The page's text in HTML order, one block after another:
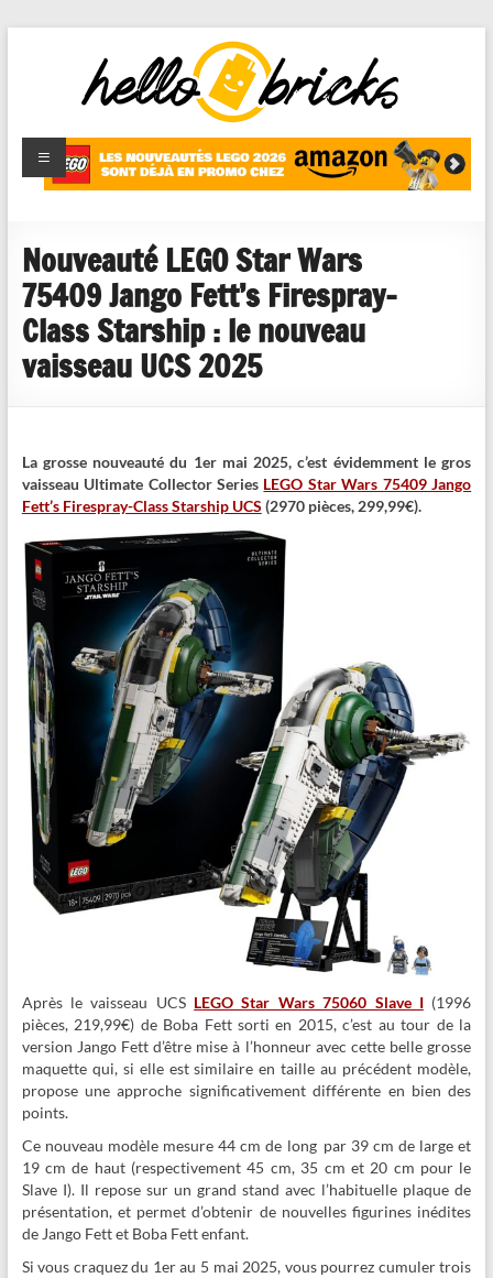
HelloBricks
Blog LEGO,
nouveaut�s
reviews
Nouveauté LEGO Star Wars
75409 Jango Fett’s Firespray-
Class Starship : le nouveau
vaisseau UCS 2025
La grosse nouveauté du 1er mai 2025, c’est évidemment le gros
vaisseau Ultimate Collector Series LEGO Star Wars 75409 Jango
Fett’s Firespray-Class Starship UCS (2970 pièces, 299,99€).
Après le vaisseau UCS LEGO Star Wars 75060 Slave I(1996
pièces, 219,99€) de Boba Fett sorti en 2015, c’est au tour de la
version Jango Fett d’être mise à l’honneur avec cette belle grosse
maquette qui, si elle est similaire en taille au précédent modèle,
propose une approche significativement différente en bien des
points.
Ce nouveau modèle mesure44 cm de longpar 39 cm de large et
19 cm de haut (respectivement 45 cm, 35 cm et 20 cm pour le
Slave I). Il repose sur un grand stand avec l’habituelle plaque de
présentation, et permet d’obtenir de nouvelles figurines inédites
de Jango Fett et Boba Fett enfant.
Si vous craquez du 1er au 5 mai 2025, vous pourrez cumuler trois